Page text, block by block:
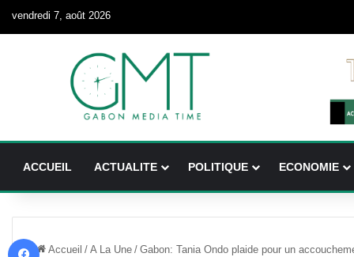
vendredi 7, août 2026
ACCUEIL ACTUALITE POLITIQUE ECONOMIE
Accueil / A La Une / Gabon: Tania Ondo plaide pour un